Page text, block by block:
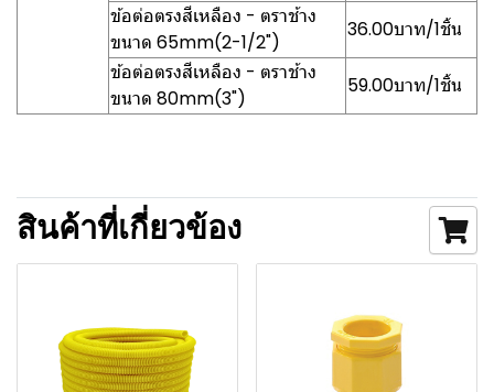
ข้อต่อตรงสีเหลือง - ตราช้าง
ขนาด 65mm(2-1/2")
36.00บาท/1ชิ้น
ข้อต่อตรงสีเหลือง - ตราช้าง
ขนาด 80mm(3")
59.00บาท/1ชิ้น
สินค้าที่เกี่ยวข้อง